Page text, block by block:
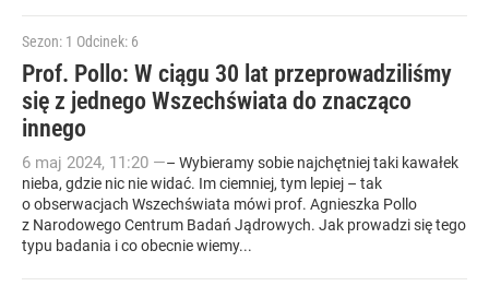
Sezon: 1 Odcinek: 6
Prof. Pollo: W ciągu 30 lat przeprowadziliśmy
się z jednego Wszechświata do znacząco
innego
6 maj 2024, 11:20 —– Wybieramy sobie najchętniej taki kawałek
nieba, gdzie nic nie widać. Im ciemniej, tym lepiej – tak
o obserwacjach Wszechświata mówi prof. Agnieszka Pollo
z Narodowego Centrum Badań Jądrowych. Jak prowadzi się tego
typu badania i co obecnie wiemy...